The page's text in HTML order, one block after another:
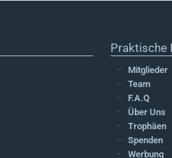
Praktische
Mitglieder
Team
F.A.Q
Über Uns
Trophäen
Spenden
Werbung